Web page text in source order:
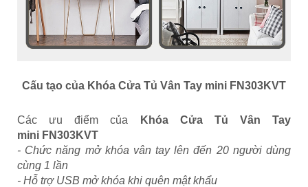
Cấu tạo của Khóa Cửa Tủ Vân Tay mini FN303KVT
Các ưu điểm của
Khóa Cửa Tủ Vân Tay
mini FN303KVT
- Chức năng mở khóa vân tay lên đến 20 người dùng
cùng 1 lần
- Hỗ trợ USB mở khóa khi quên mật khẩu